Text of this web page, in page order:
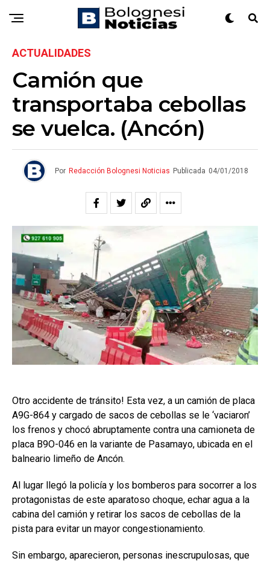
ACTUALIDADES
Camión que
transportaba cebollas
se vuelca. (Ancón)
Por Redacción Bolognesi Noticias Publicada 04/01/2018
Otro accidente de tránsito! Esta vez, a un camión de placa
A9G-864 y cargado de sacos de cebollas se le ‘vaciaron’
los frenos y chocó abruptamente contra una camioneta de
placa B9O-046 en la variante de Pasamayo, ubicada en el
balneario limeño de Ancón.
Al lugar llegó la policía y los bomberos para socorrer a los
protagonistas de este aparatoso choque, echar agua a la
cabina del camión y retirar los sacos de cebollas de la
pista para evitar un mayor congestionamiento.
Sin embargo, aparecieron, personas inescrupulosas, que